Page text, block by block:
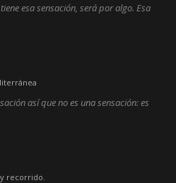
esa sensación, será por algo. Esa
así que no es una sensación: es
recorrido.